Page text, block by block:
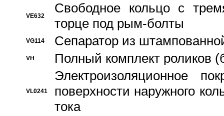
VE632
Свободное кольцо с
торце под рым-болты
VG114 Сепаратор из
VH Полный комплект роликов
VL0241
Электроизоляционное
поверхности наружного
тока